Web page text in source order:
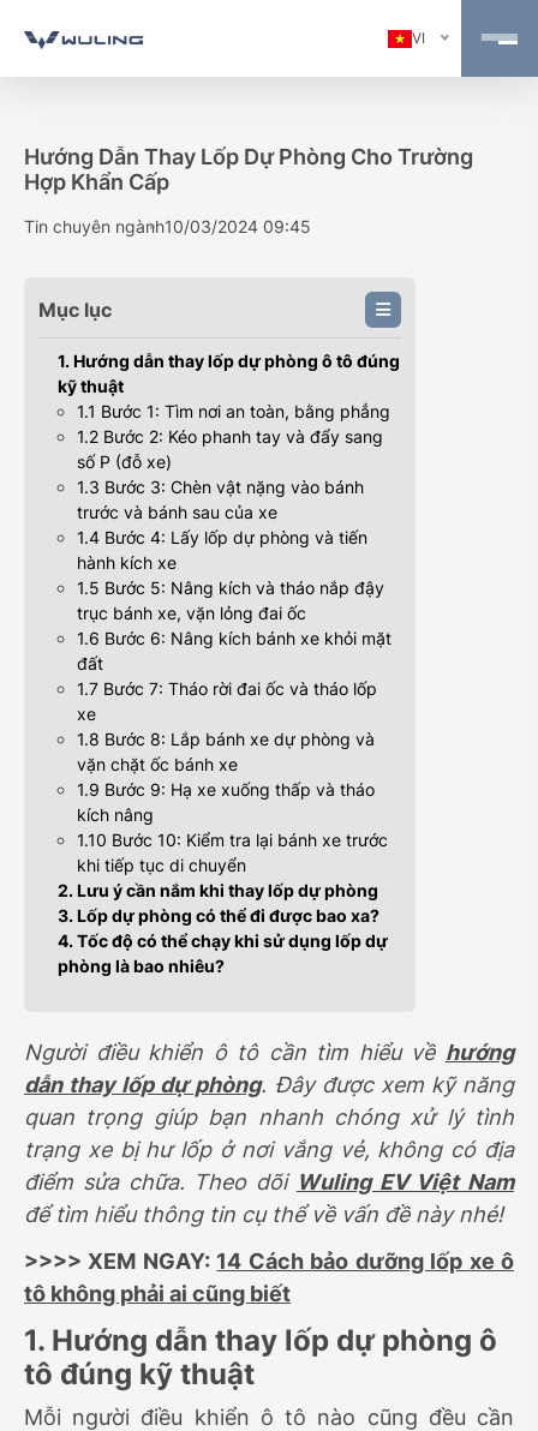
VI
Hướng Dẫn Thay Lốp Dự Phòng Cho Trường
Hợp Khẩn Cấp
Tin chuyên ngành10/03/2024 09:45
Mục lục
1. Hướng dẫn thay lốp dự phòng ô tô đúng
kỹ thuật
1.1 Bước 1: Tìm nơi an toàn, bằng phẳng
1.2 Bước 2: Kéo phanh tay và đẩy sang
số P (đỗ xe)
1.3 Bước 3: Chèn vật nặng vào bánh
trước và bánh sau của xe
1.4 Bước 4: Lấy lốp dự phòng và tiến
hành kích xe
1.5 Bước 5: Nâng kích và tháo nắp đậy
trục bánh xe, vặn lỏng đai ốc
1.6 Bước 6: Nâng kích bánh xe khỏi mặt
đất
1.7 Bước 7: Tháo rời đai ốc và tháo lốp
xe
1.8 Bước 8: Lắp bánh xe dự phòng và
vặn chặt ốc bánh xe
1.9 Bước 9: Hạ xe xuống thấp và tháo
kích nâng
1.10 Bước 10: Kiểm tra lại bánh xe trước
khi tiếp tục di chuyển
2. Lưu ý cần nắm khi thay lốp dự phòng
3. Lốp dự phòng có thể đi được bao xa?
4. Tốc độ có thể chạy khi sử dụng lốp dự
phòng là bao nhiêu?
Người điều khiển ô tô cần tìm hiểu về hướng
dẫn thay lốp dự phòng. Đây được xem kỹ năng
quan trọng giúp bạn nhanh chóng xử lý tình
trạng xe bị hư lốp ở nơi vắng vẻ, không có địa
điểm sửa chữa. Theo dõi Wuling EV Việt Nam
để tìm hiểu thông tin cụ thể về vấn đề này nhé!
>>>> XEM NGAY: 14 Cách bảo dưỡng lốp xe ô
tô không phải ai cũng biết
1. Hướng dẫn thay lốp dự phòng ô
tô đúng kỹ thuật
Mỗi người điều khiển ô tô nào cũng đều cần